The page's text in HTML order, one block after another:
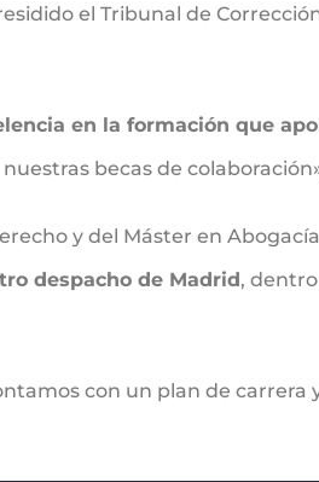
el Tribunal de
en la formación que
becas de
y del Máster en
despacho de Madrid,
con un plan de carrera